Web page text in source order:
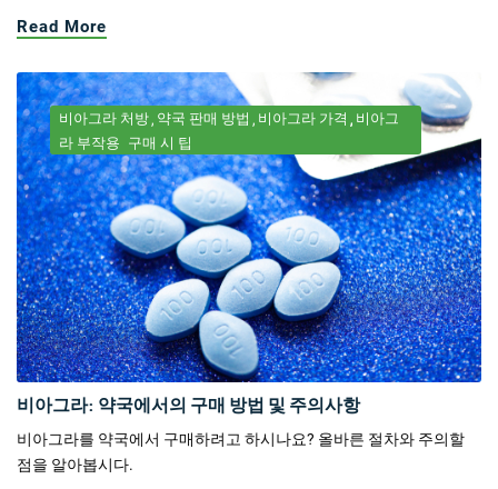
Read More
비아그라 처방 약국 판매 방법 비아그라 가격
비아그
라 부작용 구매 시 팁
비아그라: 약국에서의 구매 방법 및 주의사항
비아그라를 약국에서 구매하려고 하시나요? 올바른 절차와 주의할
점을 알아봅시다.